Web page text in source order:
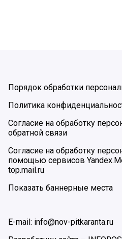
Порядок обработки
Политика
Согласие на обработку
обратной связи
Согласие на обработку
помощью сервисов
top.mail.ru
Показать баннерные места
E-mail: info@nov-pitkaranta.ru